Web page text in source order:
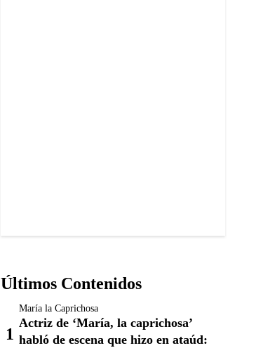
Últimos Contenidos
María la Caprichosa
Actriz de ‘María, la caprichosa’
habló de escena que hizo en ataúd: